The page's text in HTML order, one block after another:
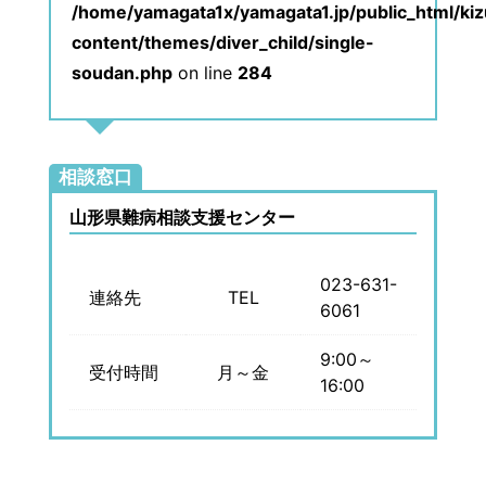
/home/yamagata1x/yamagata1.jp/public_html/
content/themes/diver_child/single-
soudan.php on line 284
相談窓口
山形県難病相談支援センター
連絡先 TEL
023-631-
6061
受付時間 月～金
9:00～
16:00